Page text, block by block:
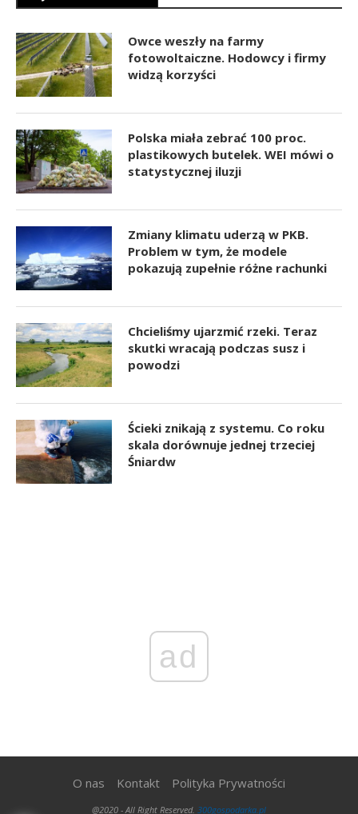
Owce weszły na farmy
fotowoltaiczne. Hodowcy i firmy
widzą korzyści
Polska miała zebrać 100 proc.
plastikowych butelek. WEI mówi o
statystycznej iluzji
Zmiany klimatu uderzą w PKB.
Problem w tym, że modele
pokazują zupełnie różne rachunki
Chcieliśmy ujarzmić rzeki. Teraz
skutki wracają podczas susz i
powodzi
Ścieki znikają z systemu. Co roku
skala dorównuje jednej trzeciej
Śniardw
ad
O nas Kontakt Polityka Prywatności
@2020 - All Right Reserved. 300gospodarka.pl